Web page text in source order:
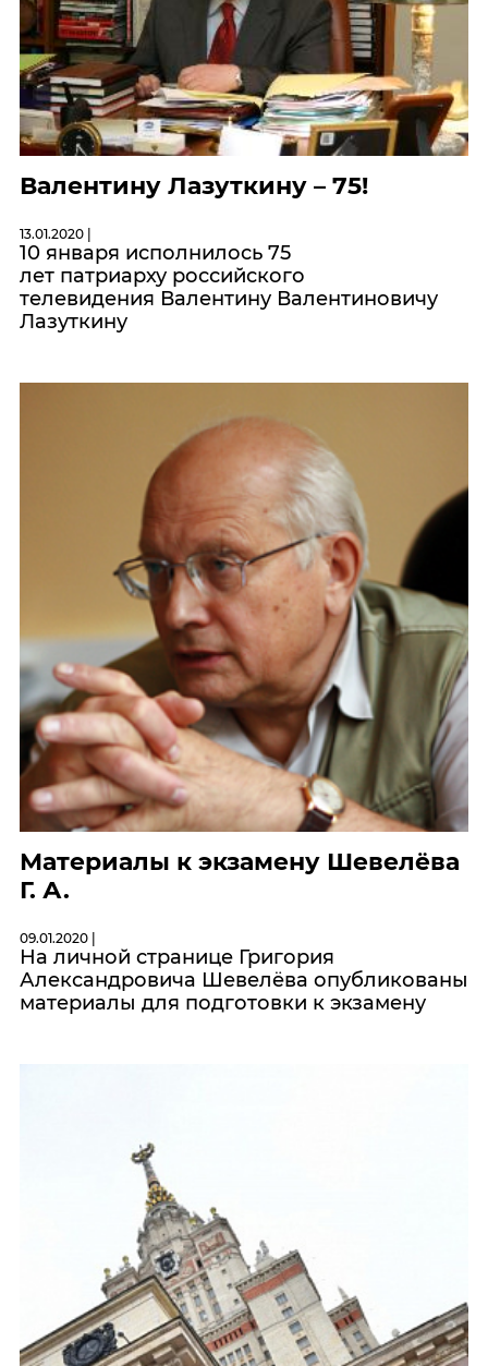
Валентину Лазуткину – 75!
13.01.2020 |
10 января исполнилось 75
лет патриарху российского
телевидения Валентину Валентиновичу
Лазуткину
Материалы к экзамену Шевелёва
Г. А.
09.01.2020 |
На личной странице Григория
Александровича Шевелёва опубликованы
материалы для подготовки к экзамену